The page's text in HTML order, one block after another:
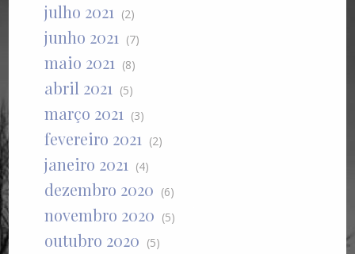
julho 2021 (2)
junho 2021 (7)
maio 2021 (8)
abril 2021 (5)
março 2021 (3)
fevereiro 2021 (2)
janeiro 2021 (4)
dezembro 2020 (6)
novembro 2020 (5)
outubro 2020 (5)